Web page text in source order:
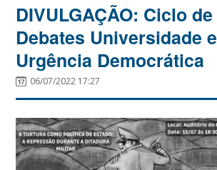
DIVULGAÇÃO: Ciclo de
Debates Universidade e
Urgência Democrática
06/07/2022 17:27